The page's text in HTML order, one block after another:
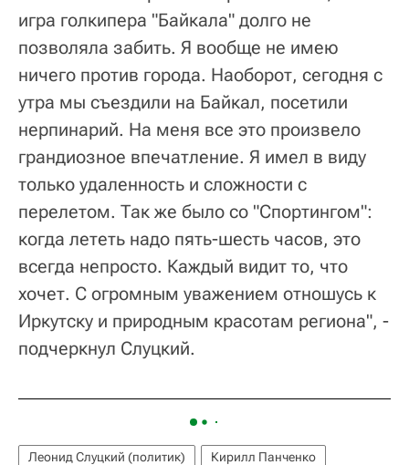
игра голкипера "Байкала" долго не
позволяла забить. Я вообще не имею
ничего против города. Наоборот, сегодня с
утра мы съездили на Байкал, посетили
нерпинарий. На меня все это произвело
грандиозное впечатление. Я имел в виду
только удаленность и сложности с
перелетом. Так же было со "Спортингом":
когда лететь надо пять-шесть часов, это
всегда непросто. Каждый видит то, что
хочет. С огромным уважением отношусь к
Иркутску и природным красотам региона", -
подчеркнул Слуцкий.
Леонид Слуцкий (политик)
Кирилл Панченко